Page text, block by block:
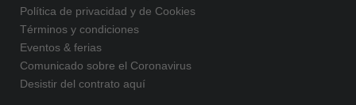
Política de privacidad y de Cookies
Términos y condiciones
Eventos & ferias
Comunicado sobre el Coronavirus
Desistir del contrato aquí